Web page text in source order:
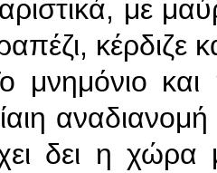
με
κέρδιζε
μνημόνιο και
δει η χώρα